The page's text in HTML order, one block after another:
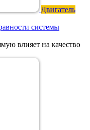
Двигатель
системы
влияет на качество